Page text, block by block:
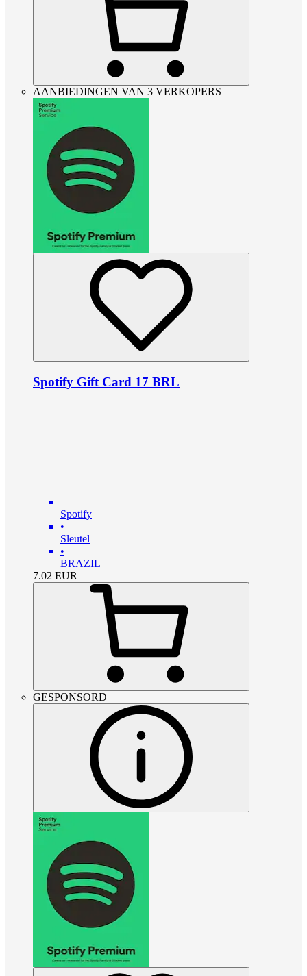
AANBIEDINGEN VAN 3 VERKOPERS
Spotify Gift Card 17 BRL
Spotify
•
Sleutel
•
BRAZIL
7.02 EUR
GESPONSORD